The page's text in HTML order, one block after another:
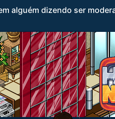
alguém dizendo ser